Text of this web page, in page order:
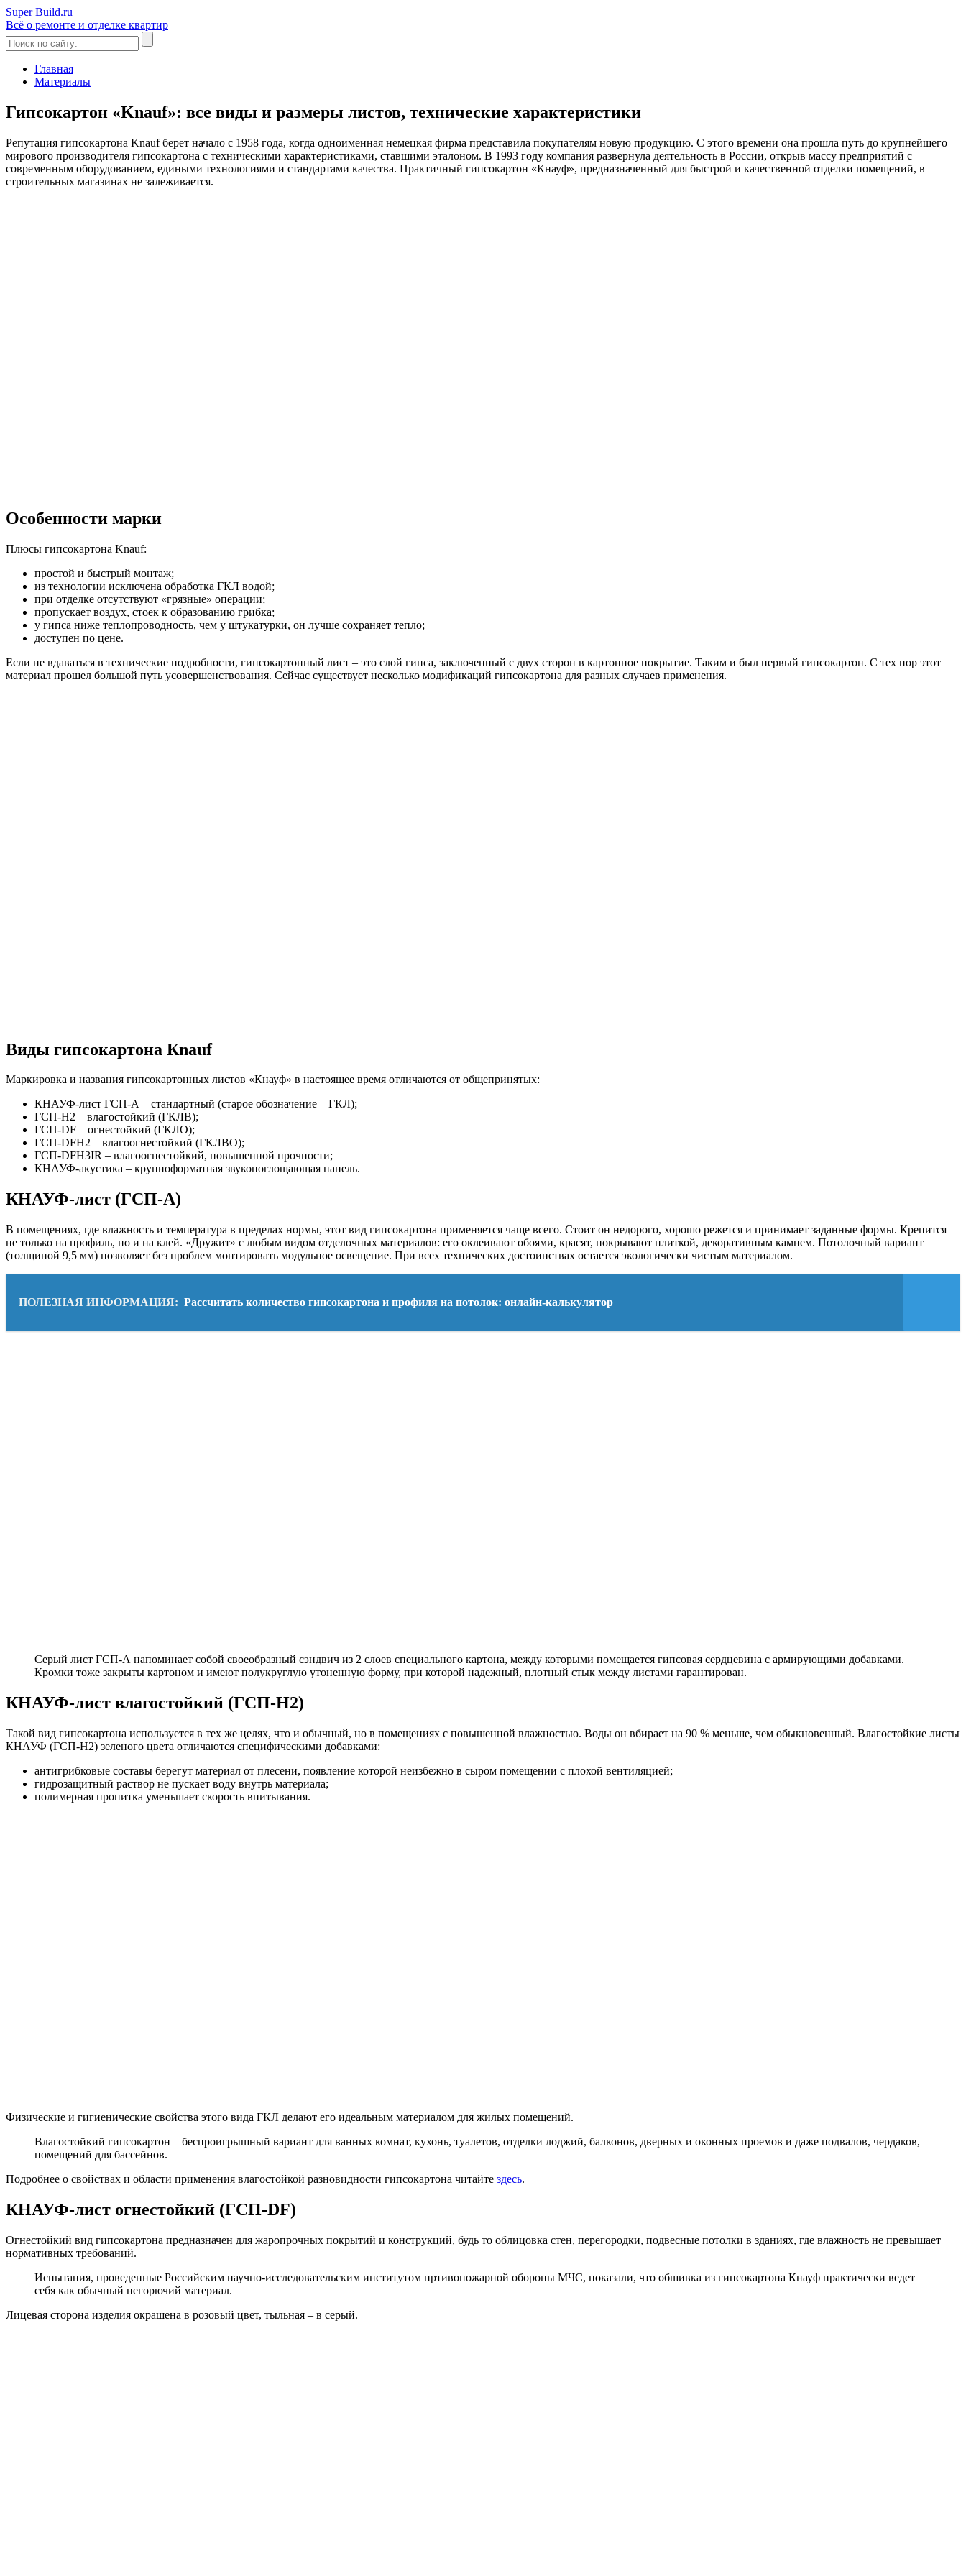
Super Build.ru
Всё о ремонте и отделке квартир
Главная
Материалы
Гипсокартон «Knauf»: все виды и размеры листов, технические характеристики
Репутация гипсокартона Knauf берет начало с 1958 года, когда одноименная немецкая фирма представила покупателям новую продукцию. С этого времени она прошла путь до крупнейшего
мирового производителя гипсокартона с техническими характеристиками, ставшими эталоном. В 1993 году компания развернула деятельность в России, открыв массу предприятий с
современным оборудованием, едиными технологиями и стандартами качества. Практичный гипсокартон «Кнауф», предназначенный для быстрой и качественной отделки помещений, в
строительных магазинах не залеживается.
Особенности марки
Плюсы гипсокартона Knauf:
простой и быстрый монтаж;
из технологии исключена обработка ГКЛ водой;
при отделке отсутствуют «грязные» операции;
пропускает воздух, стоек к образованию грибка;
у гипса ниже теплопроводность, чем у штукатурки, он лучше сохраняет тепло;
доступен по цене.
Если не вдаваться в технические подробности, гипсокартонный лист ‒ это слой гипса, заключенный с двух сторон в картонное покрытие. Таким и был первый гипсокартон. С тех пор этот
материал прошел большой путь усовершенствования. Сейчас существует несколько модификаций гипсокартона для разных случаев применения.
Виды гипсокартона Кnauf
Маркировка и названия гипсокартонных листов «Кнауф» в настоящее время отличаются от общепринятых:
КНАУФ-лист ГСП-А ‒ стандартный (старое обозначение – ГКЛ);
ГСП-Н2 ‒ влагостойкий (ГКЛВ);
ГСП-DF ‒ огнестойкий (ГКЛО);
ГСП-DFН2 ‒ влагоогнестойкий (ГКЛВО);
ГСП-DFH3IR ‒ влагоогнестойкий, повышенной прочности;
КНАУФ-акустика ‒ крупноформатная звукопоглощающая панель.
КНАУФ-лист (ГСП-А)
В помещениях, где влажность и температура в пределах нормы, этот вид гипсокартона применяется чаще всего. Стоит он недорого, хорошо режется и принимает заданные формы. Крепится
не только на профиль, но и на клей. «Дружит» с любым видом отделочных материалов: его оклеивают обоями, красят, покрывают плиткой, декоративным камнем. Потолочный вариант
(толщиной 9,5 мм) позволяет без проблем монтировать модульное освещение. При всех технических достоинствах остается экологически чистым материалом.
ПОЛЕЗНАЯ ИНФОРМАЦИЯ: Рассчитать количество гипсокартона и профиля на потолок: онлайн-калькулятор
Серый лист ГСП-А напоминает собой своеобразный сэндвич из 2 слоев специального картона, между которыми помещается гипсовая сердцевина с армирующими добавками.
Кромки тоже закрыты картоном и имеют полукруглую утоненную форму, при которой надежный, плотный стык между листами гарантирован.
КНАУФ-лист влагостойкий (ГСП-Н2)
Такой вид гипсокартона используется в тех же целях, что и обычный, но в помещениях с повышенной влажностью. Воды он вбирает на 90 % меньше, чем обыкновенный. Влагостойкие листы
КНАУФ (ГСП-Н2) зеленого цвета отличаются специфическими добавками:
антигрибковые составы берегут материал от плесени, появление которой неизбежно в сыром помещении с плохой вентиляцией;
гидрозащитный раствор не пускает воду внутрь материала;
полимерная пропитка уменьшает скорость впитывания.
Физические и гигиенические свойства этого вида ГКЛ делают его идеальным материалом для жилых помещений.
Влагостойкий гипсокартон ‒ беспроигрышный вариант для ванных комнат, кухонь, туалетов, отделки лоджий, балконов, дверных и оконных проемов и даже подвалов, чердаков,
помещений для бассейнов.
Подробнее о свойствах и области применения влагостойкой разновидности гипсокартона читайте здесь.
КНАУФ-лист огнестойкий (ГСП-DF)
Огнестойкий вид гипсокартона предназначен для жаропрочных покрытий и конструкций, будь то облицовка стен, перегородки, подвесные потолки в зданиях, где влажность не превышает
нормативных требований.
Испытания, проведенные Российским научно-исследовательским институтом пртивопожарной обороны МЧС, показали, что обшивка из гипсокартона Кнауф практически ведет
себя как обычный негорючий материал.
Лицевая сторона изделия окрашена в розовый цвет, тыльная ‒ в серый.